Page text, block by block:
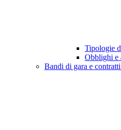
Tipologie
Obblighi e
Bandi di gara e contratti